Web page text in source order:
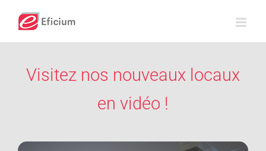
contenu
Visitez nos nouveaux locaux
en vidéo !